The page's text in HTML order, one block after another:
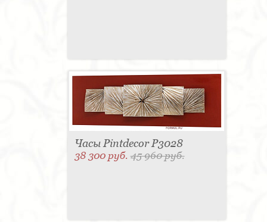
Часы Pintdecor P3028
38 300 руб.45 960 руб.